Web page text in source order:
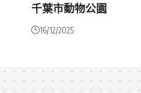
千葉市動物公園
16/12/2025